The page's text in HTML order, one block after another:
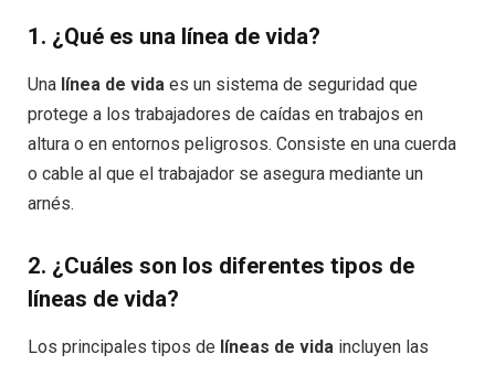
1. ¿Qué es una línea de vida?
Una línea de vida es un sistema de seguridad que
protege a los trabajadores de caídas en trabajos en
altura o en entornos peligrosos. Consiste en una cuerda
o cable al que el trabajador se asegura mediante un
arnés.
2. ¿Cuáles son los diferentes tipos de
líneas de vida?
Los principales tipos de líneas de vida incluyen las